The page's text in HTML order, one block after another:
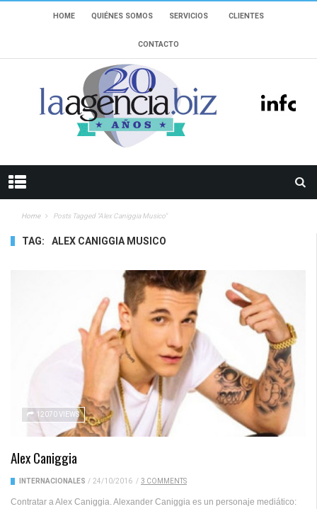
HOME QUIÉNES SOMOS SERVICIOS CLIENTES
CONTACTO
Home Posts Tagged "alex Caniggia Musico"
TAG: ALEX CANIGGIA MUSICO
12070 VIEWS
Alex Caniggia
INTERNACIONALES / 24/10/2016 / 3 COMMENTS
Contratar a Alex Caniggia. Alexander Caniggia es un personaje mediático: